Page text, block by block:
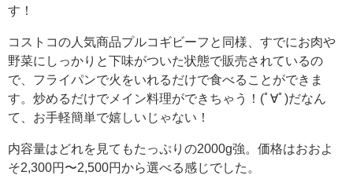
す！
コストコの人気商品プルコギビーフと同様、すでにお肉や
野菜にしっかりと下味がついた状態で販売されているの
で、フライパンで火をいれるだけで食べることができま
す。炒めるだけでメイン料理ができちゃう！(ﾟ∀ﾟ)だなん
て、お手軽簡単で嬉しいじゃない！
内容量はどれを見てもたっぷりの2000g強。価格はおおよ
そ2,300円〜2,500円から選べる感じでした。